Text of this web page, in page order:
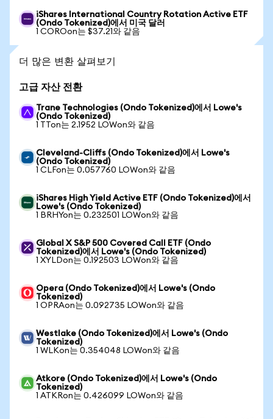
iShares International Country Rotation Active ETF
(Ondo Tokenized)에서 미국 달러
1 COROon는 $37.21와 같음
더 많은 변환 살펴보기
고급 자산 전환
Trane Technologies (Ondo Tokenized)에서 Lowe's
(Ondo Tokenized)
1 TTon는 2.1952 LOWon와 같음
Cleveland-Cliffs (Ondo Tokenized)에서 Lowe's
(Ondo Tokenized)
1 CLFon는 0.057760 LOWon와 같음
iShares High Yield Active ETF (Ondo Tokenized)에서
Lowe's (Ondo Tokenized)
1 BRHYon는 0.232501 LOWon와 같음
Global X S&P 500 Covered Call ETF (Ondo
Tokenized)에서 Lowe's (Ondo Tokenized)
1 XYLDon는 0.192503 LOWon와 같음
Opera (Ondo Tokenized)에서 Lowe's (Ondo
Tokenized)
1 OPRAon는 0.092735 LOWon와 같음
Westlake (Ondo Tokenized)에서 Lowe's (Ondo
Tokenized)
1 WLKon는 0.354048 LOWon와 같음
Atkore (Ondo Tokenized)에서 Lowe's (Ondo
Tokenized)
1 ATKRon는 0.426099 LOWon와 같음